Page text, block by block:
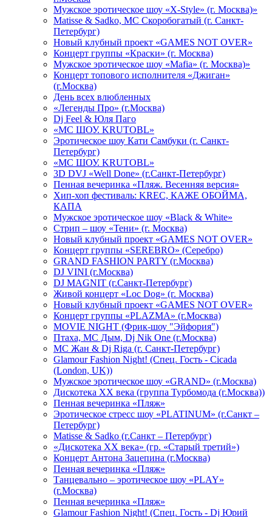
Мужское эротическое шоу «X-Style» (г. Москва)»
Matissе & Sadko, MC Скоробогатый (г. Санкт-
Петербург)
Новый клубный проект «GAMES NOT OVER»
Концерт группы «Краски» (г. Москва)
Мужское эротическое шоу «Mafia» (г. Москва)»
Концерт топового исполнителя «Джиган»
(г.Москва)
День всех влюбленных
«Легенды Про» (г.Москва)
Dj Feel & Юля Паго
«МС ШОУ. KRUTOBL»
Эротическое шоу Кати Самбуки (г. Санкт-
Петербург)
«МС ШОУ. KRUTOBL»
3D DVJ «Well Done» (г.Санкт-Петербург)
Пенная вечеринка «Пляж. Весенняя версия»
Хип-хоп фестиваль: KREC, КАЖЕ ОБОЙМА,
КАПА
Мужское эротическое шоу «Black & White»
Стрип – шоу «Тени» (г. Москва)
Новый клубный проект «GAMES NOT OVER»
Концерт группы «SEREBRO» (Серебро)
GRAND FASHION PARTY (г.Москва)
DJ VINI (г.Москва)
DJ MAGNIT (г.Санкт-Петербург)
Живой концерт «Loc Dog» (г. Москва)
Новый клубный проект «GAMES NOT OVER»
Концерт группы «PLAZMA» (г.Москва)
MOVIE NIGHT (Фрик-шоу "Эйфория")
Птаха, МС Дым, Dj Nik One (г.Москва)
МС Жан & Dj Riga (г. Санкт-Петербург)
Glamour Fashion Night! (Спец. Гость - Cicada
(London, UK))
Мужское эротическое шоу «GRAND» (г.Москва)
Дискотека XX века (группа Турбомода (г.Москва))
Пенная вечеринка «Пляж»
Эротическое стресс шоу «PLATINUM» (г.Санкт –
Петербург)
Matisse & Sadko (г.Санкт – Петербург)
«Дискотека ХХ века» (гр. «Старый третий»)
Концерт Антона Зацепина (г.Москва)
Пенная вечеринка «Пляж»
Танцевально – эротическое шоу «PLAY»
(г.Москва)
Пенная вечеринка «Пляж»
Glamour Fashion Night! (Спец. Гость - Dj Юрий